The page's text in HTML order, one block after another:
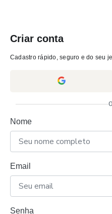
Criar conta
Cadastro rápido, seguro e do seu
Nome
Email
Senha